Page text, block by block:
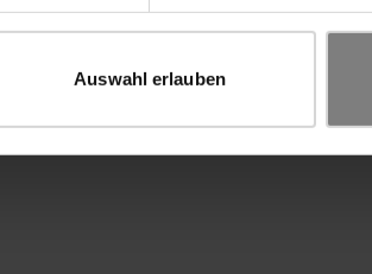
Auswahl erlauben